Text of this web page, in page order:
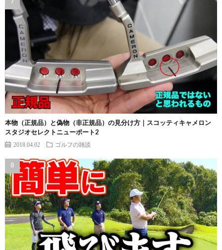
本物（正規品）と偽物（非正規品）の見分け方｜スコッティキャメロン
スタジオセレクトニューポート2
2018.04.02 ゴルフの雑談